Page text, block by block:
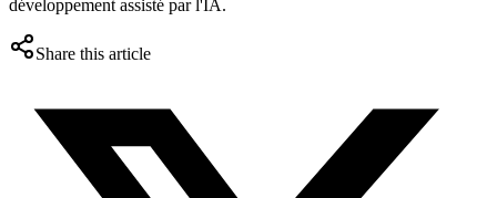
développement assisté par l'IA.
Share this article